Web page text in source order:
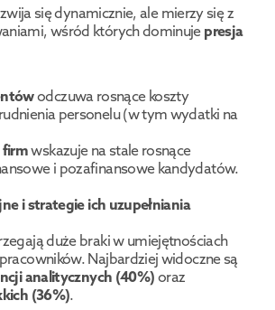
się dynamicznie, ale mierzy się z
wśród których dominuje presja
odczuwa rosnące koszty
personelu (w tym wydatki na
firm wskazuje na stale rosnące
i pozafinansowe kandydatów.
i strategie ich uzupełniania
duże braki w umiejętnościach
Najbardziej widoczne są
analitycznych (40%)
(36%).